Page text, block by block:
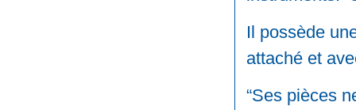
Il possède
attaché et
“Ses pièces